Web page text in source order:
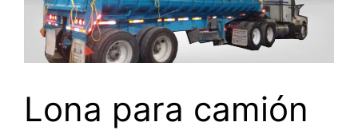
Lona para camión